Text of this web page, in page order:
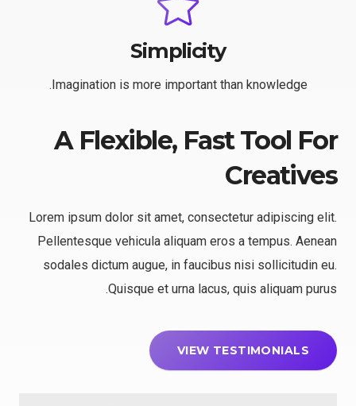
Simplicity
Imagination is more important than knowledge.
A Flexible, Fast Tool For
Creatives
Lorem ipsum dolor sit amet, consectetur adipiscing elit.
Pellentesque vehicula aliquam eros a tempus. Aenean
sodales dictum augue, in faucibus nisi sollicitudin eu.
Quisque et urna lacus, quis aliquam purus.
VIEW TESTIMONIALS